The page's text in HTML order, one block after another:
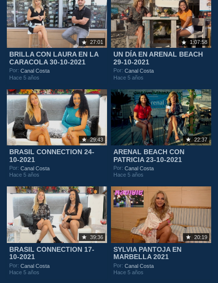
27:01
BRILLA CON LAURA EN LA
CARACOLA 30-10-2021
Por:Canal Costa
Hace 5 años
1:07:58
UN DÍA EN ARENAL BEACH
29-10-2021
Por:Canal Costa
Hace 5 años
29:43
BRASIL CONNECTION 24-
10-2021
Por:Canal Costa
Hace 5 años
22:37
ARENAL BEACH CON
PATRICIA 23-10-2021
Por:Canal Costa
Hace 5 años
39:36
BRASIL CONNECTION 17-
10-2021
Por:Canal Costa
Hace 5 años
20:19
SYLVIA PANTOJA EN
MARBELLA 2021
Por:Canal Costa
Hace 5 años